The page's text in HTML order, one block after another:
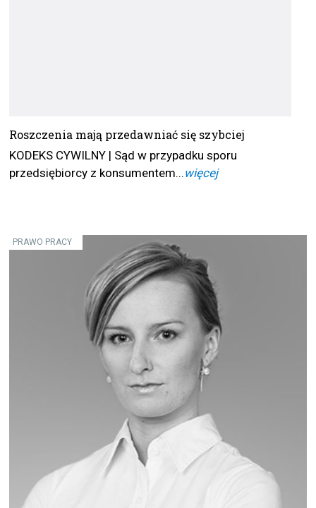
Roszczenia mają przedawniać się szybciej
KODEKS CYWILNY | Sąd w przypadku sporu
przedsiębiorcy z konsumentem...więcej
PRAWO PRACY